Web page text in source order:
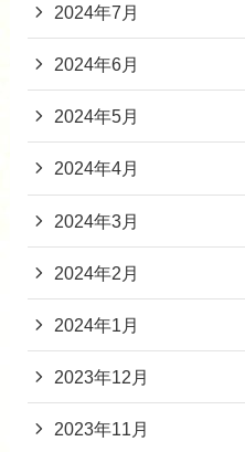
2024年7月
2024年6月
2024年5月
2024年4月
2024年3月
2024年2月
2024年1月
2023年12月
2023年11月